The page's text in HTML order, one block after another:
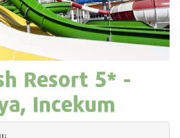
Resort 5* -
Incekum